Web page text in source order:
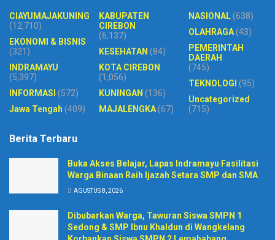
CIAYUMAJAKUNING
(12,710)
EKONOMI & BISNIS
(321)
INDRAMAYU
(5,397)
INFORMASI (572)
Jawa Tengah (409)
KABUPATEN
CIREBON
(6,137)
KESEHATAN (84)
KOTA CIREBON
(1,056)
KUNINGAN (136)
MAJALENGKA(67)
NASIONAL(638)
OLAHRAGA(43)
PEMERINTAH
DAERAH
(745)
TEKNOLOGI (95)
Uncategorized
(715)
Berita Terbaru
Buka Akses Belajar, Lapas Indramayu Fasilitasi
Warga Binaan Raih Ijazah Setara SMP dan SMA
AGUSTUS 8, 2026
Dibubarkan Warga, Tawuran Siswa SMPN 1
Sedong & SMP Ibnu Khaldun di Wangkelang